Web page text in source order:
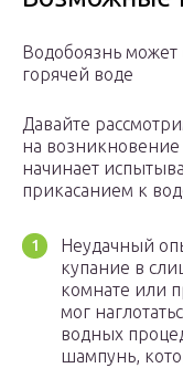
Водобоязнь может
горячей воде
Давайте
на
начинает
прикасанием к
Неудачный
купание в
комнате или
мог
водных
шампунь,